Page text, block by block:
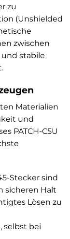
zu
(Unshielded
zwischen
und stabile
Materialien
und
PATCH-C5U
Stecker sind
sicheren Halt
Lösen zu
selbst bei